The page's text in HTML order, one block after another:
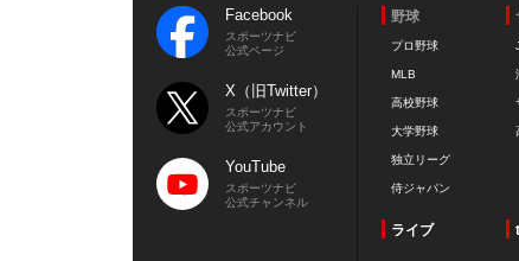
Facebook
スポーツナビ
公式ページ
X（旧Twitter）
スポーツナビ
公式アカウント
YouTube
スポーツナビ
公式チャンネル
野球
プロ野球
MLB
高校野球
大学野球
独立リーグ
侍ジャパン
ライブ